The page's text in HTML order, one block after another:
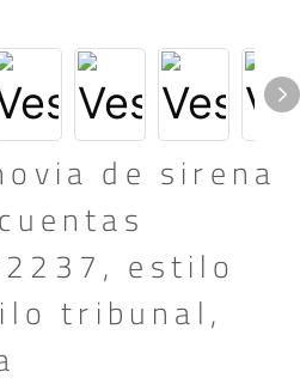
de sirena
estilo
tribunal,